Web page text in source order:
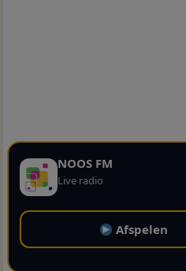
NOOS FM
Live radio
Afspelen